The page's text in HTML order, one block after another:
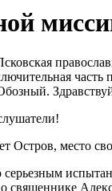
место
серьезным